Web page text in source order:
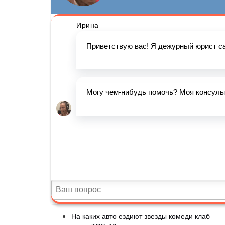
На каких авто ездиют звезды комеди клаб